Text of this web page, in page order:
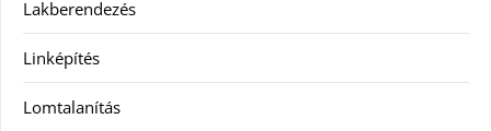
Lakberendezés
Linképítés
Lomtalanítás